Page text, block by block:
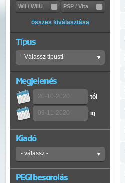
Wii / WiiU
PSP / Vita
összes kiválasztása
Típus
Megjelenés
tól
ig
Kiadó
PEGI besorolás